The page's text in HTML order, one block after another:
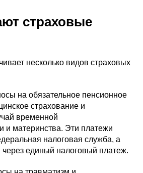
страховые
несколько видов страховых
на обязательное пенсионное
страхование и
временной
и материнства. Эти платежи
налоговая служба, а
через единый налоговый платеж.